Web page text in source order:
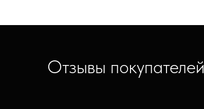
Отзывы покупателей